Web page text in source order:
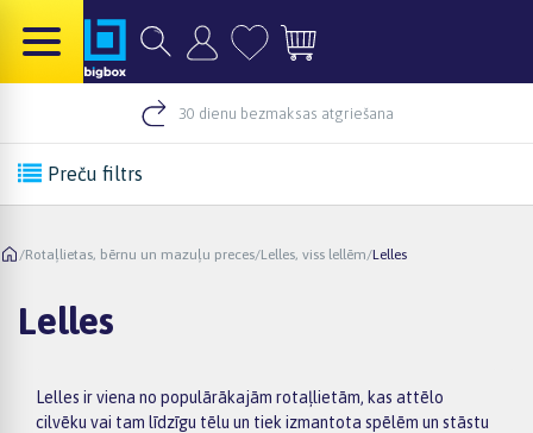
30 dienu bezmaksas atgriešana
Preču filtrs
/Rotaļlietas, bērnu un mazuļu preces/Lelles, viss lellēm/Lelles
Lelles
Lelles ir viena no populārākajām rotaļlietām, kas attēlo
cilvēku vai tam līdzīgu tēlu un tiek izmantota spēlēm un stāstu